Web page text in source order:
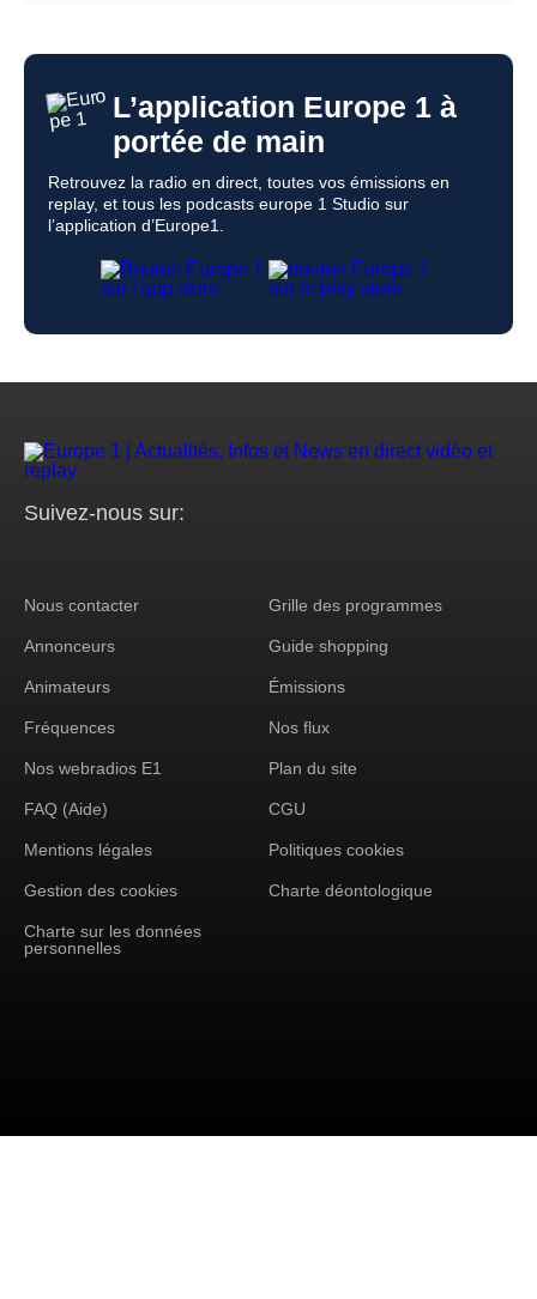
L’application Europe 1 à
portée de main
Retrouvez la radio en direct, toutes vos émissions en
replay, et tous les podcasts europe 1 Studio sur
l’application d’Europe1.
Suivez-nous sur:
Footer
Corporate
Nous contacter Grille des programmes
Annonceurs Guide shopping
Animateurs Émissions
Fréquences Nos flux
Nos webradios E1 Plan du site
FAQ (Aide) CGU
Mentions légales Politiques cookies
Gestion des cookies Charte déontologique
Charte sur les données
personnelles